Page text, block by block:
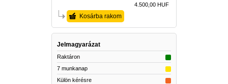
4.500,00 HUF
Kosárba rakom
Jelmagyarázat
Raktáron
7 munkanap
Külön kérésre